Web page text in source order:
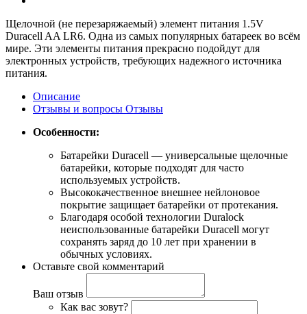
Щелочной (не перезаряжаемый) элемент питания 1.5V
Duracell AA LR6. Одна из самых популярных батареек во всём
мире. Эти элементы питания прекрасно подойдут для
электронных устройств, требующих надежного источника
питания.
Описание
Отзывы и вопросы Отзывы
Особенности:
Батарейки Duracell — универсальные щелочные
батарейки, которые подходят для часто
используемых устройств.
Высококачественное внешнее нейлоновое
покрытие защищает батарейки от протекания.
Благодаря особой технологии Duralock
неиспользованные батарейки Duracell могут
сохранять заряд до 10 лет при хранении в
обычных условиях.
Оставьте свой комментарий
Ваш отзыв
Как вас зовут?